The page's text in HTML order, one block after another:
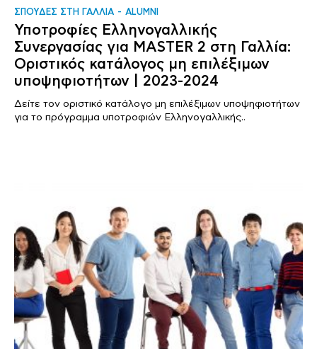
ΣΠΟΥΔΕΣ ΣΤΗ ΓΑΛΛΙΑ ALUMNI
Υποτροφίες Ελληνογαλλικής
Συνεργασίας για MASTER 2 στη Γαλλία:
Οριστικός κατάλογος μη επιλέξιμων
υποψηφιοτήτων | 2023-2024
Δείτε τον οριστικό κατάλογο μη επιλέξιμων υποψηφιοτήτων
για το πρόγραμμα υποτροφιών Ελληνογαλλικής..